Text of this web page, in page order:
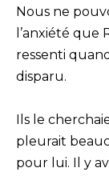
Nous ne
l’anxiété que
ressenti
disparu.
Ils le
pleurait
pour lui. Il y